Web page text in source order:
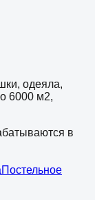
одеяла,
6000 м2,
в
Постельное